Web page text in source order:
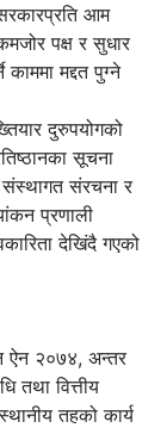
आम
पक्ष र सुधार
काममा मद्दत पुग्ने
दुरुपयोगको
सूचना
संस्थागत संरचना र
प्रणाली
देखिंदै गएको
ऐन २०७४, अन्तर
तथा वित्तीय
तहको कार्य